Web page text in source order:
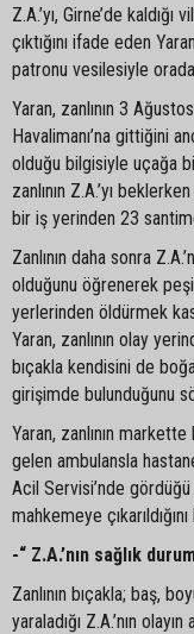
Z.A.’yı, Girne’de
çıktığını ifade eden
patronu vesilesiyle
Yaran, zanlının 3
Havalimanı’na gittiğini
olduğu bilgisiyle uçağa
zanlının Z.A.’yı
bir iş yerinden 23
Zanlının daha sonra
olduğunu öğrenerek
yerlerinden öldürmek
Yaran, zanlının olay
bıçakla kendisini de
girişimde bulunduğunu
Yaran, zanlının
gelen ambulansla
Acil Servisi’nde
mahkemeye çıkarıldığını
-“ Z.A.’nın sağlık
Zanlının bıçakla; baş,
yaraladığı Z.A.’nın